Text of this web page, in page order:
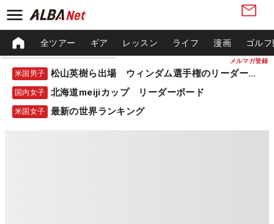
メルマガ登録
全ツアー ギア レッスン ライフ 漫画 ゴル
米国男子 松山英樹ら出場 ウィンダム選手権のリーダーボード
国内女子 北海道meijiカップ リーダーボード
米国女子 最新の世界ランキング